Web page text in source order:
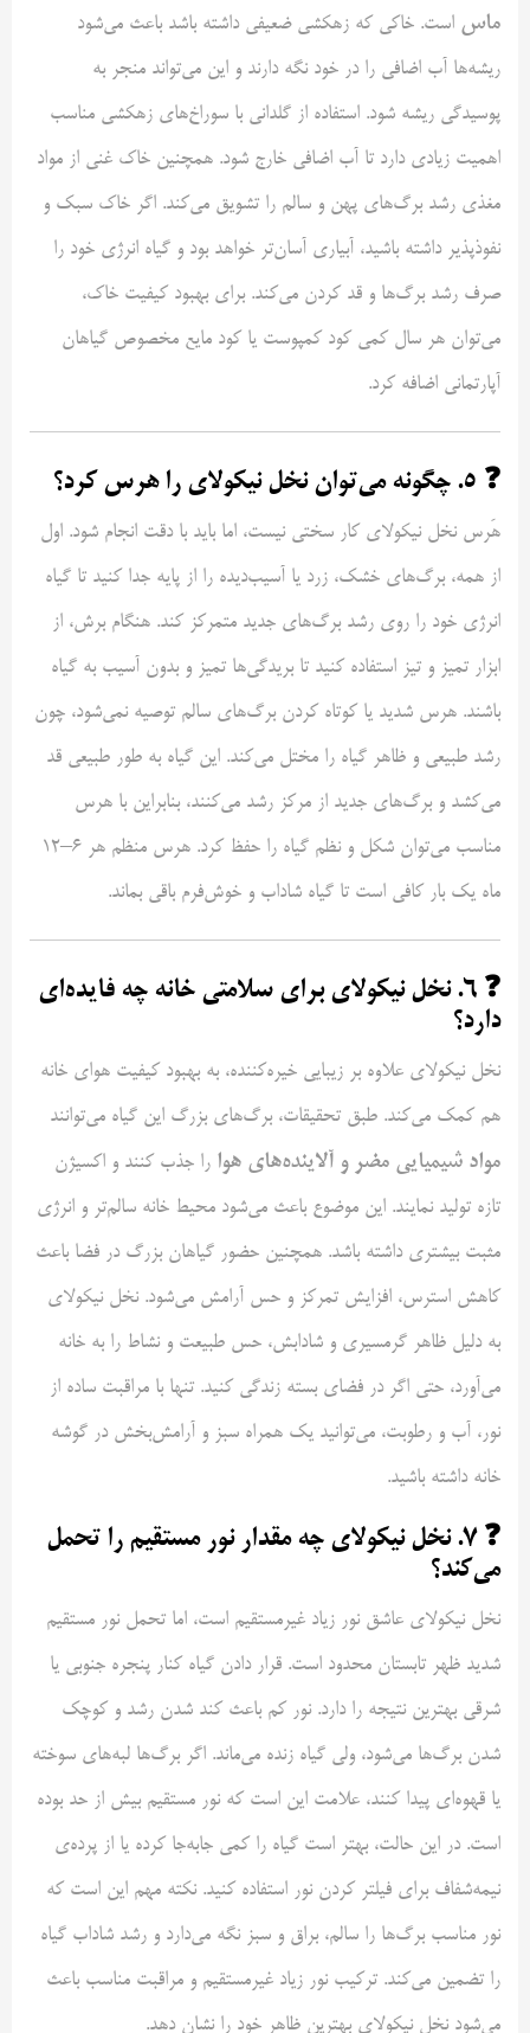
ماس است. خاکی که زهکشی ضعیفی داشته باشد باعث می‌شود
ریشه‌ها آب اضافی را در خود نگه دارند و این می‌تواند منجر به
پوسیدگی ریشه شود. استفاده از گلدانی با سوراخ‌های زهکشی مناسب
اهمیت زیادی دارد تا آب اضافی خارج شود. همچنین خاک غنی از مواد
مغذی رشد برگ‌های پهن و سالم را تشویق می‌کند. اگر خاک سبک و
نفوذپذیر داشته باشید، آبیاری آسان‌تر خواهد بود و گیاه انرژی خود را
صرف رشد برگ‌ها و قد کردن می‌کند. برای بهبود کیفیت خاک،
می‌توان هر سال کمی کود کمپوست یا کود مایع مخصوص گیاهان
آپارتمانی اضافه کرد.
❓ ۵. چگونه می‌توان نخل نیکولای را هرس کرد؟
هَرس نخل نیکولای کار سختی نیست، اما باید با دقت انجام شود. اول
از همه، برگ‌های خشک، زرد یا آسیب‌دیده را از پایه جدا کنید تا گیاه
انرژی خود را روی رشد برگ‌های جدید متمرکز کند. هنگام برش، از
ابزار تمیز و تیز استفاده کنید تا بریدگی‌ها تمیز و بدون آسیب به گیاه
باشند. هرس شدید یا کوتاه کردن برگ‌های سالم توصیه نمی‌شود، چون
رشد طبیعی و ظاهر گیاه را مختل می‌کند. این گیاه به طور طبیعی قد
می‌کشد و برگ‌های جدید از مرکز رشد می‌کنند، بنابراین با هرس
مناسب می‌توان شکل و نظم گیاه را حفظ کرد. هرس منظم هر ۶–۱۲
ماه یک بار کافی است تا گیاه شاداب و خوش‌فرم باقی بماند.
❓ ۶. نخل نیکولای برای سلامتی خانه چه فایده‌ای
دارد؟
نخل نیکولای علاوه بر زیبایی خیره‌کننده، به بهبود کیفیت هوای خانه
هم کمک می‌کند. طبق تحقیقات، برگ‌های بزرگ این گیاه می‌توانند
مواد شیمیایی مضر و آلاینده‌های هوا را جذب کنند و اکسیژن
تازه تولید نمایند. این موضوع باعث می‌شود محیط خانه سالم‌تر و انرژی
مثبت بیشتری داشته باشد. همچنین حضور گیاهان بزرگ در فضا باعث
کاهش استرس، افزایش تمرکز و حس آرامش می‌شود. نخل نیکولای
به دلیل ظاهر گرمسیری و شادابش، حس طبیعت و نشاط را به خانه
می‌آورد، حتی اگر در فضای بسته زندگی کنید. تنها با مراقبت ساده از
نور، آب و رطوبت، می‌توانید یک همراه سبز و آرامش‌بخش در گوشه
خانه داشته باشید.
❓ ۷. نخل نیکولای چه مقدار نور مستقیم را تحمل
می‌کند؟
نخل نیکولای عاشق نور زیاد غیرمستقیم است، اما تحمل نور مستقیم
شدید ظهر تابستان محدود است. قرار دادن گیاه کنار پنجره جنوبی یا
شرقی بهترین نتیجه را دارد. نور کم باعث کند شدن رشد و کوچک
شدن برگ‌ها می‌شود، ولی گیاه زنده می‌ماند. اگر برگ‌ها لبه‌های سوخته
یا قهوه‌ای پیدا کنند، علامت این است که نور مستقیم بیش از حد بوده
است. در این حالت، بهتر است گیاه را کمی جابه‌جا کرده یا از پرده‌ی
نیمه‌شفاف برای فیلتر کردن نور استفاده کنید. نکته مهم این است که
نور مناسب برگ‌ها را سالم، براق و سبز نگه می‌دارد و رشد شاداب گیاه
را تضمین می‌کند. ترکیب نور زیاد غیرمستقیم و مراقبت مناسب باعث
می‌شود نخل نیکولای بهترین ظاهر خود را نشان دهد.